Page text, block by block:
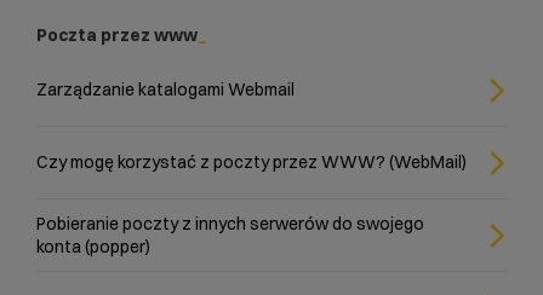
Poczta przez www
Zarządzanie katalogami Webmail
Czy mogę korzystać z poczty przez WWW? (WebMail)
Pobieranie poczty z innych serwerów do swojego
konta (popper)